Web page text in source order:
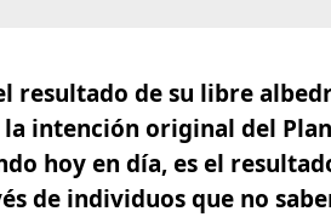
resultado de su libre
intención original del
hoy en día,es el
de individuos que no